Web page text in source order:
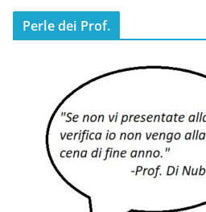
Perle dei Prof.